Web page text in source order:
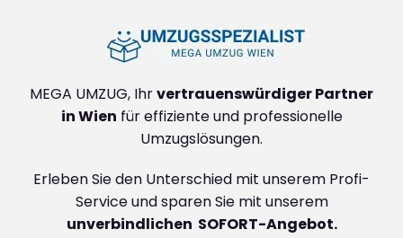
MEGA UMZUG, Ihrvertrauenswürdiger Partner
in Wien für effiziente und professionelle
Umzugslösungen.
Erleben Sie den Unterschied mit unserem Profi-
Service und sparen Sie mit unserem
unverbindlichen SOFORT-Angebot.